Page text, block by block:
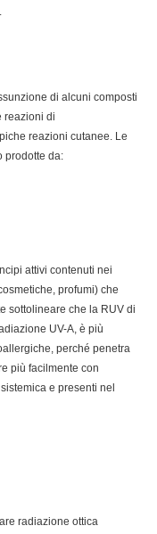
di alcuni composti
reazioni di
reazioni cutanee. Le
prodotte da:
attivi contenuti nei
profumi) che
sottolineare che la RUV di
UV-A, è più
perché penetra
più facilmente con
e presenti nel
radiazione ottica